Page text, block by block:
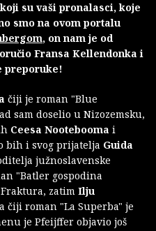
su vaši pronalasci, koje
smo na ovom portalu
, on nam je od
Fransa Kellendonka i
preporuke!
čiji je roman "Blue
sam doselio u Nizozemsku,
Ceesa Nootebooma i
bih i svog prijatelja Guida
južnoslavenske
"Batler gospodina
zatim Ilju
čiji roman "La Superba" je
je Pfeijffer objavio još